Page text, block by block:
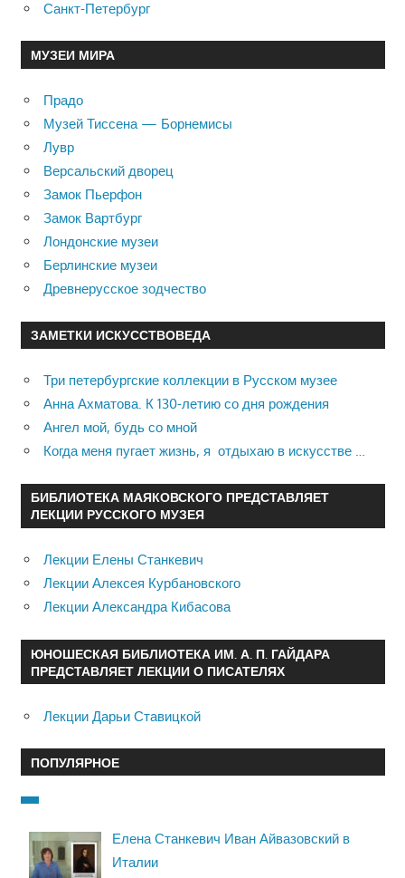
Санкт-Петербург
МУЗЕИ МИРА
Прадо
Музей Тиссена — Борнемисы
Лувр
Версальский дворец
Замок Пьерфон
Замок Вартбург
Лондонские музеи
Берлинские музеи
Древнерусское зодчество
ЗАМЕТКИ ИСКУССТВОВЕДА
Три петербургские коллекции в Русском музее
Анна Ахматова. К 130-летию со дня рождения
Ангел мой, будь со мной
Когда меня пугает жизнь, я отдыхаю в искусстве …
БИБЛИОТЕКА МАЯКОВСКОГО ПРЕДСТАВЛЯЕТ
ЛЕКЦИИ РУССКОГО МУЗЕЯ
Лекции Елены Станкевич
Лекции Алексея Курбановского
Лекции Александра Кибасова
ЮНОШЕСКАЯ БИБЛИОТЕКА ИМ. А. П. ГАЙДАРА
ПРЕДСТАВЛЯЕТ ЛЕКЦИИ О ПИСАТЕЛЯХ
Лекции Дарьи Ставицкой
ПОПУЛЯРНОЕ
Елена Станкевич Иван Айвазовский в
Италии